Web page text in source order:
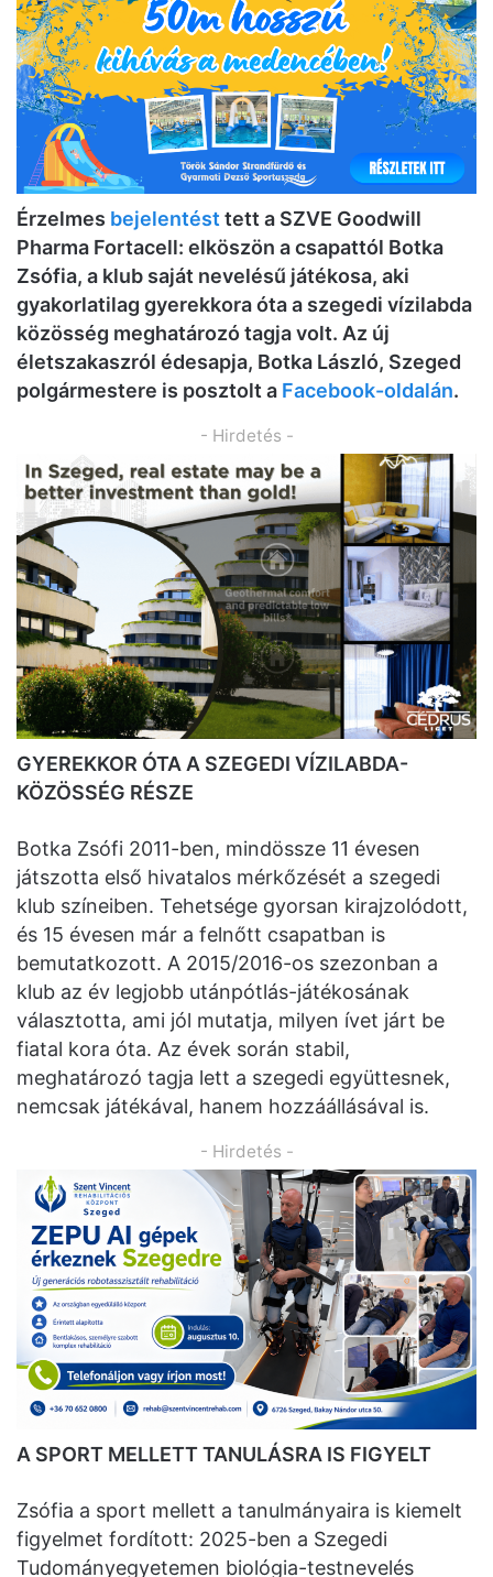
Érzelmes bejelentést tett a SZVE Goodwill
Pharma Fortacell: elköszön a csapattól Botka
Zsófia, a klub saját nevelésű játékosa, aki
gyakorlatilag gyerekkora óta a szegedi vízilabda
közösség meghatározó tagja volt. Az új
életszakaszról édesapja, Botka László, Szeged
polgármestere is posztolt a Facebook-oldalán.
- Hirdetés -
GYEREKKOR ÓTA A SZEGEDI VÍZILABDA-
KÖZÖSSÉG RÉSZE
Botka Zsófi 2011-ben, mindössze 11 évesen
játszotta első hivatalos mérkőzését a szegedi
klub színeiben. Tehetsége gyorsan kirajzolódott,
és 15 évesen már a felnőtt csapatban is
bemutatkozott. A 2015/2016-os szezonban a
klub az év legjobb utánpótlás-játékosának
választotta, ami jól mutatja, milyen ívet járt be
fiatal kora óta. Az évek során stabil,
meghatározó tagja lett a szegedi együttesnek,
nemcsak játékával, hanem hozzáállásával is.
- Hirdetés -
A SPORT MELLETT TANULÁSRA IS FIGYELT
Zsófia a sport mellett a tanulmányaira is kiemelt
figyelmet fordított: 2025-ben a Szegedi
Tudományegyetemen biológia-testnevelés